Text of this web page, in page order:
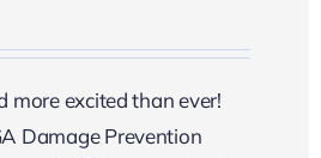
more excited than ever!
Damage Prevention